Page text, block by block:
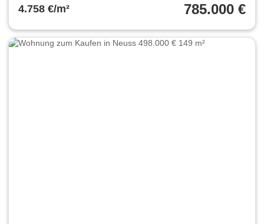
4.758 €/m² 785.000 €